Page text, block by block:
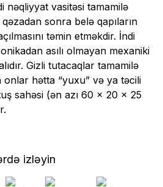
nəqliyyat vasitəsi tamamilə
sonra belə qapıların
təmin etməkdir. İndi
asılı olmayan mexaniki
Gizli tutacaqlar tamamilə
onlar hətta “yuxu” və ya təcili
sahəsi (ən azı 60 x 20 x 25
izləyin